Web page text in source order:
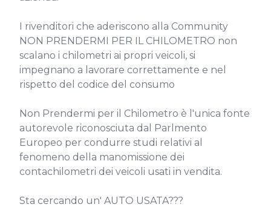
I rivenditori che aderiscono alla Community
NON PRENDERMI PER IL CHILOMETRO non
scalano i chilometri ai propri veicoli, si
impegnano a lavorare correttamente e nel
rispetto del codice del consumo
Non Prendermi per il Chilometro è l'unica fonte
autorevole riconosciuta dal Parlmento
Europeo per condurre studi relativi al
fenomeno della manomissione dei
contachilometri dei veicoli usati in vendita.
Sta cercando un' AUTO USATA???